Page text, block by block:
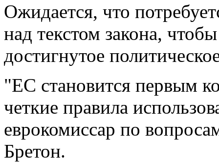
Ожидается, что
над текстом закона,
достигнутое
"ЕС становится первым
четкие правила
еврокомиссар по
Бретон.